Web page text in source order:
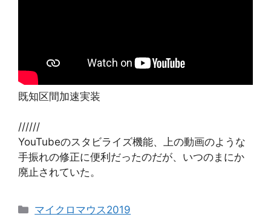
既知区間加速実装
//////
YouTubeのスタビライズ機能、上の動画のような
手振れの修正に便利だったのだが、いつのまにか
廃止されていた。
カ
マイクロマウス2019